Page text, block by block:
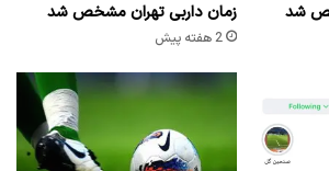
شد زمان داربی تهران مشخص شد
2 هفته پیش